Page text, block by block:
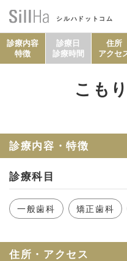
シルハドットコム
セル
診療内容
特徴
診療日
診療時間
住所
アクセ
こも
診療内容・特徴
診療科目
一般歯科 矯正歯科
住所・アクセス